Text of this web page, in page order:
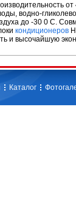
водно-
до -30 0 С.
кондиционеров
и высочайшую
Каталог